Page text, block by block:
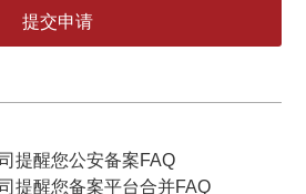
提醒您公安备案FAQ
提醒您备案平台合并FAQ